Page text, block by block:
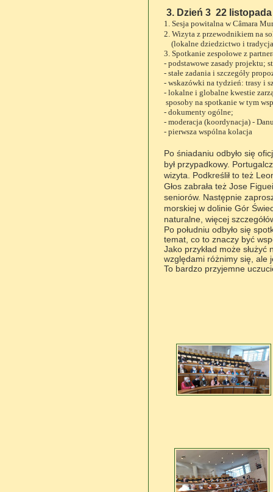
3. Dzień 3 22 listopada
1. Sesja powitalna w Câmara
2. Wizyta z przewodnikiem na
(lokalne dziedzictwo i
3. Spotkanie zespołowe z
- podstawowe zasady projektu;
- stałe zadania i szczegóły
- wskazówki na tydzień: trasy i
- lokalne i globalne kwestie
sposoby na spotkanie w tym
- dokumenty ogólne;
- moderacja (koordynacja) -
- pierwsza wspólna kolacja
Po śniadaniu odbyło się
był przypadkowy.
wizyta. Podkreślił to też
Głos zabrała też Jose
seniorów. Następnie
morskiej w dolinie Gór Ś
naturalne, więcej szczegół
Po południu odbyło się
temat, co to znaczy być
Jako przykład może służyć
względami różnimy się , ale
To bardzo przyjemne